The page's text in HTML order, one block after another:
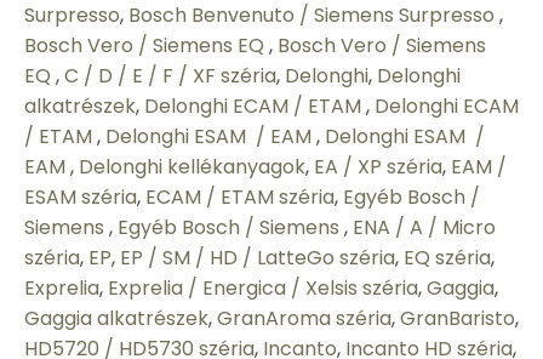
Surpresso, Bosch Benvenuto / Siemens Surpresso ,
Bosch Vero / Siemens EQ , Bosch Vero / Siemens
EQ ,C / D / E / F / XF széria, Delonghi, Delonghi
alkatrészek, Delonghi ECAM / ETAM, Delonghi ECAM
/ ETAM, Delonghi ESAM / EAM, Delonghi ESAM /
EAM, Delonghi kellékanyagok, EA / XP széria, EAM /
ESAM széria, ECAM / ETAM széria, Egyéb Bosch /
Siemens , Egyéb Bosch / Siemens , ENA / A / Micro
széria, EP, EP / SM / HD / LatteGo széria, EQ széria,
Exprelia, Exprelia / Energica / Xelsis széria,Gaggia,
Gaggia alkatrészek,GranAroma széria,GranBaristo,
HD5720 / HD5730 széria, Incanto, Incanto HD széria,